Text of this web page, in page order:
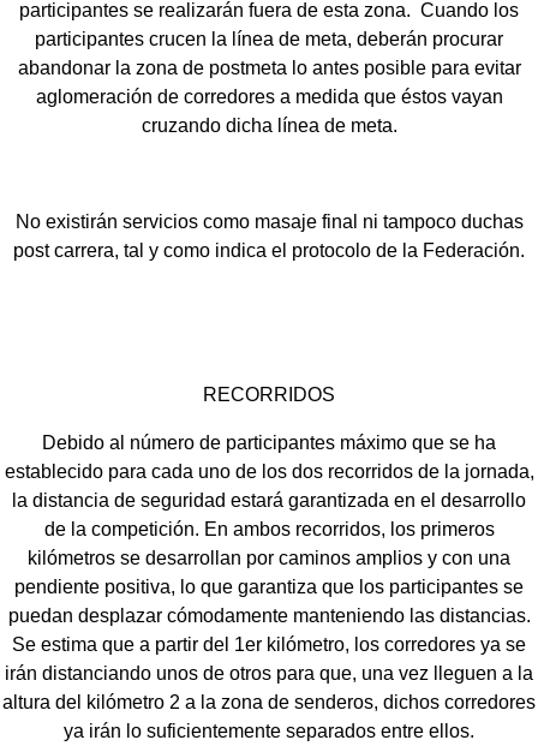
participantes se realizarán fuera de esta zona. Cuando los
participantes crucen la línea de meta, deberán procurar
abandonar la zona de postmeta lo antes posible para evitar
aglomeración de corredores a medida que éstos vayan
cruzando dicha línea de meta.
No existirán servicios como masaje final ni tampoco duchas
post carrera, tal y como indica el protocolo de la Federación.
RECORRIDOS
Debido al número de participantes máximo que se ha
establecido para cada uno de los dos recorridos de la jornada,
la distancia de seguridad estará garantizada en el desarrollo
de la competición. En ambos recorridos, los primeros
kilómetros se desarrollan por caminos amplios y con una
pendiente positiva, lo que garantiza que los participantes se
puedan desplazar cómodamente manteniendo las distancias.
Se estima que a partir del 1er kilómetro, los corredores ya se
irán distanciando unos de otros para que, una vez lleguen a la
altura del kilómetro 2 a la zona de senderos, dichos corredores
ya irán lo suficientemente separados entre ellos.